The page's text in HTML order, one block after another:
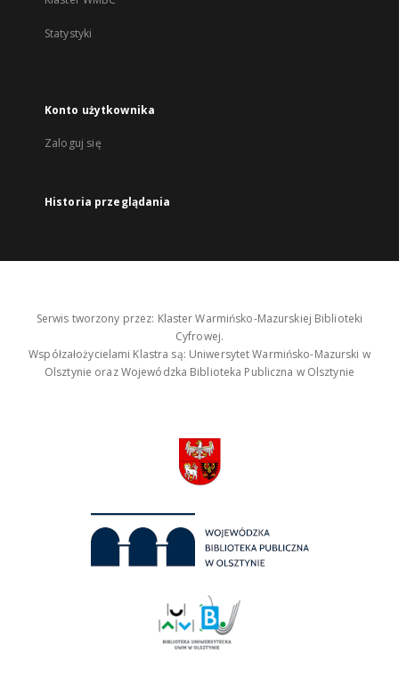
Statystyki
Konto użytkownika
Zaloguj się
Historia przeglądania
Serwis tworzony przez: Klaster Warmińsko-Mazurskiej Biblioteki
Cyfrowej.
Współzałożycielami Klastra są: Uniwersytet Warmińsko-Mazurski w
Olsztynie oraz Wojewódzka Biblioteka Publiczna w Olsztynie